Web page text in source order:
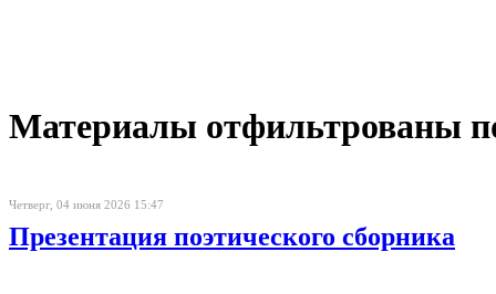
Материалы отфильтрованы
Четверг, 04 июня 2026 15:47
Презентация поэтического сборника